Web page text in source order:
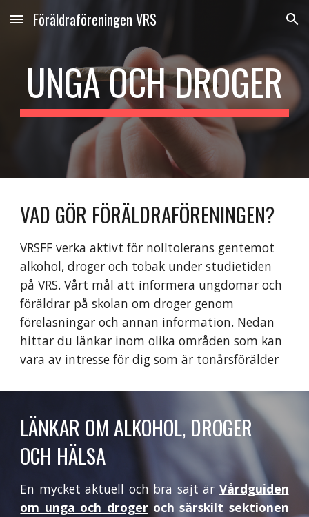
Skip to main content Skip to navigation
Föräldraföreningen VRS
UNGA OCH DROGER
VAD GÖR FÖRÄLDRAFÖRENINGEN?
VRSFF verka aktivt för nolltolerans gentemot
alkohol, droger och tobak under studietiden
på VRS. Vårt mål att informera ungdomar och
föräldrar på skolan om droger genom
föreläsningar och annan information. Nedan
hittar du länkar inom olika områden som kan
vara av intresse för dig som är tonårsförälder
LÄNKAR OM ALKOHOL, DROGER
OCH HÄLSA
En mycket aktuell och bra sajt är Vårdguiden
om unga och drogeroch särskilt sektionen